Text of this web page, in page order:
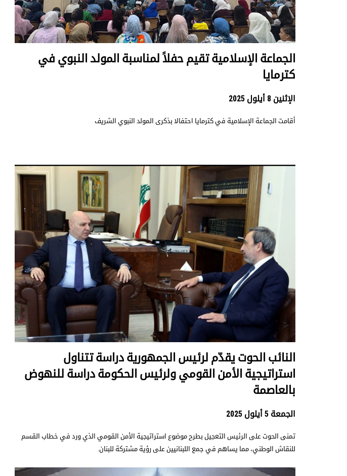
الجماعة الإسلامية تقيم حفلاً لمناسبة المولد النبوي في
كترمايا
الإثنين 8 أيلول 2025
أقامت الجماعة الإسلامية في كترمايا احتفالا بذكرى المولد النبوي الشريف
النائب الحوت يقدّم لرئيس الجمهورية دراسة تتناول
استراتيجية الأمن القومي ولرئيس الحكومة دراسة للنهوض
بالعاصمة
الجمعة 5 أيلول 2025
تمنى الحوت على الرئيس التعجيل بطرح موضوع استراتيجية الأمن القومي الذي ورد في خطاب القسم
للنقاش الوطني، مما يساهم في جمع اللبنانيين على رؤية مشتركة للبنان.